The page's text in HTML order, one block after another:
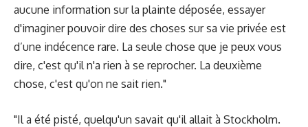
aucune information sur la plainte déposée, essayer
d'imaginer pouvoir dire des choses sur sa vie privée est
d’une indécence rare. La seule chose que je peux vous
dire, c'est qu'il n'a rien à se reprocher. La deuxième
chose, c'est qu'on ne sait rien."
"Il a été pisté, quelqu'un savait qu'il allait à Stockholm.